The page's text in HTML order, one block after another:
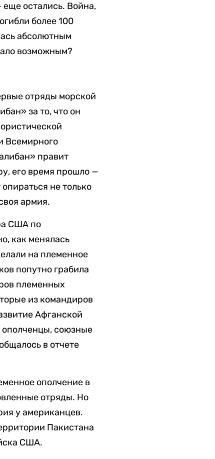
остались. Война,
более 100
абсолютным
возможным?
отряды морской
за то, что он
Всемирного
правит
его время прошло —
не только
армия.
США по
как менялась
на племенное
попутно грабила
племенных
из командиров
Афганской
союзные
в отчете
ополчение в
отряды. Но
у американцев.
Пакистана
США.